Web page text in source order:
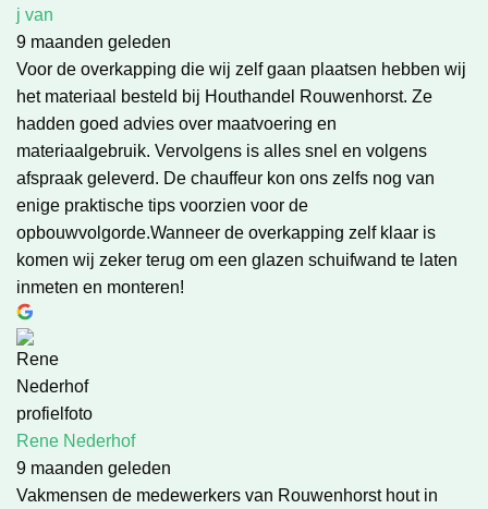
j van
9 maanden geleden
Voor de overkapping die wij zelf gaan plaatsen hebben wij
het materiaal besteld bij Houthandel Rouwenhorst. Ze
hadden goed advies over maatvoering en
materiaalgebruik. Vervolgens is alles snel en volgens
afspraak geleverd. De chauffeur kon ons zelfs nog van
enige praktische tips voorzien voor de
opbouwvolgorde.Wanneer de overkapping zelf klaar is
komen wij zeker terug om een glazen schuifwand te laten
inmeten en monteren!
Rene Nederhof
9 maanden geleden
Vakmensen de medewerkers van Rouwenhorst hout in